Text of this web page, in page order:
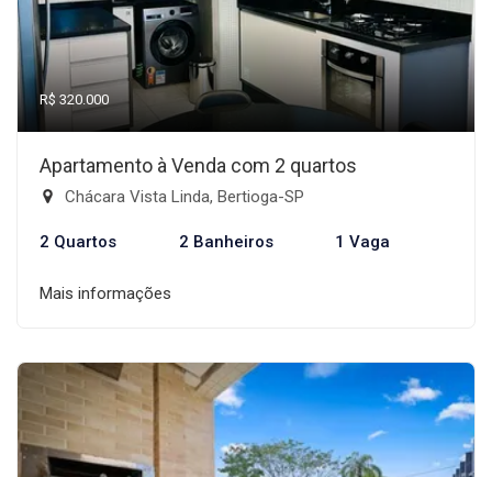
R$ 320.000
Apartamento à Venda com 2 quartos
Chácara Vista Linda, Bertioga-SP
2 Quartos 2 Banheiros 1 Vaga
Mais informações